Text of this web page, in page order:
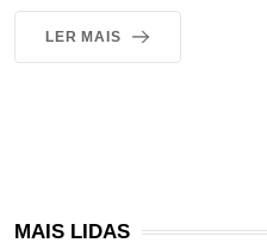
LER MAIS
MAIS LIDAS